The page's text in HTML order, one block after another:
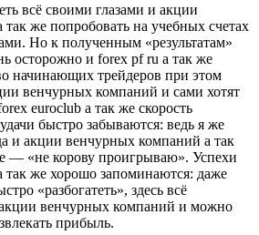
всё своими глазами и акции
же попробовать на учебных счетах
Но к полученным «результатам»
осторожно и forex pf ru а так же
начинающих трейдеров при этом
венчурных компаний и сами хотят
euroclub а так же скорость
быстро забываются: ведь я же
и акции венчурных компаний а так
— «не корову проигрываю». Успехи
же хорошо запоминаются: даже
«разбогатеть», здесь всё
акции венчурных компаний и можно
прибыль.